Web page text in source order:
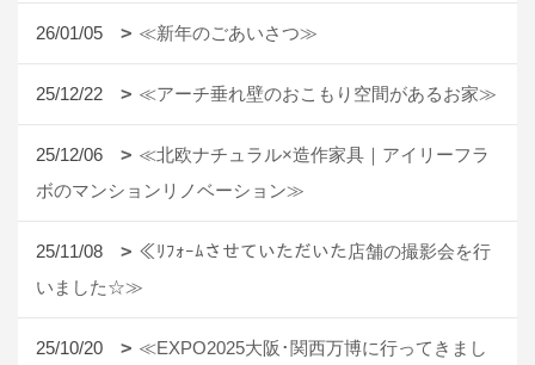
26/01/05 ≪新年のごあいさつ≫
25/12/22 ≪アーチ垂れ壁のおこもり空間があるお家≫
25/12/06
≪北欧ナチュラル×造作家具｜アイリーフラ
ボのマンションリノベーション≫
25/11/08
≪ﾘﾌｫｰﾑさせていただいた店舗の撮影会を行
いました☆≫
25/10/20
≪EXPO2025大阪･関西万博に行ってきまし